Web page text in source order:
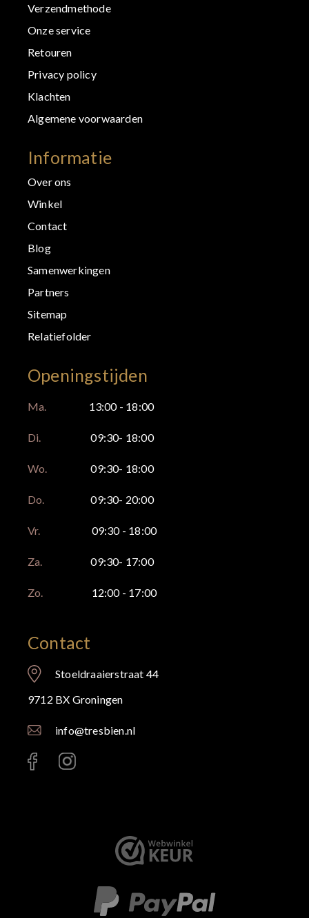
Verzendmethode
Onze service
Retouren
Privacy policy
Klachten
Algemene voorwaarden
Informatie
Over ons
Winkel
Contact
Blog
Samenwerkingen
Partners
Sitemap
Relatiefolder
Openingstijden
Ma. 13:00 - 18:00
Di. 09:30- 18:00
Wo. 09:30- 18:00
Do. 09:30- 20:00
Vr. 09:30 - 18:00
Za. 09:30- 17:00
Zo. 12:00 - 17:00
Contact
Stoeldraaierstraat 44
9712 BX Groningen
info@tresbien.nl